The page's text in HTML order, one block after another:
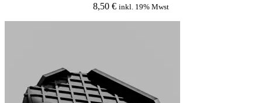
8,50 € inkl. 19% Mwst